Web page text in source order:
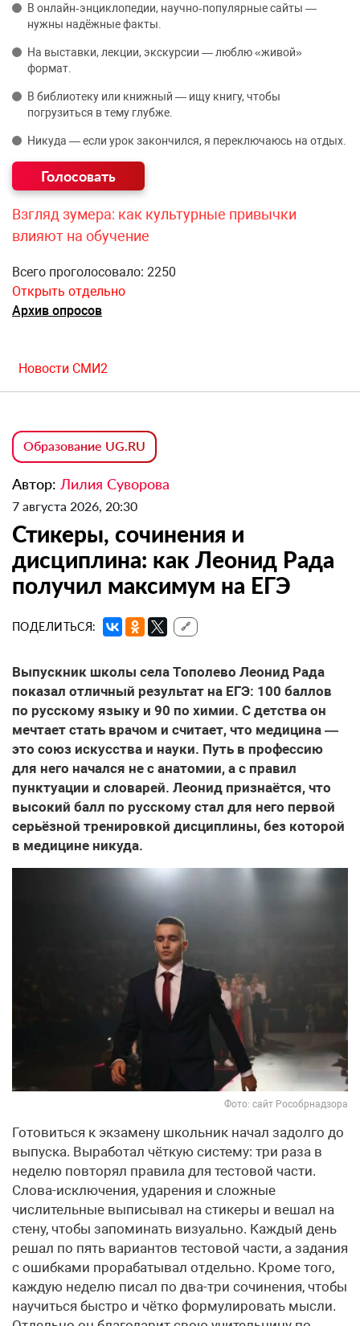
В онлайн‑энциклопедии, научно‑популярные сайты —
нужны надёжные факты.
На выставки, лекции, экскурсии — люблю «живой»
формат.
В библиотеку или книжный — ищу книгу, чтобы
погрузиться в тему глубже.
Никуда — если урок закончился, я переключаюсь на отдых.
Взгляд зумера: как культурные привычки
влияют на обучение
Всего проголосовало: 2250
Открыть отдельно
Архив опросов
Новости СМИ2
Образование UG.RU
Автор: Лилия Суворова
7 августа 2026, 20:30
Стикеры, сочинения и
дисциплина: как Леонид Рада
получил максимум на ЕГЭ
ПОДЕЛИТЬСЯ: 🔗
Выпускник школы села Тополево Леонид Рада
показал отличный результат на ЕГЭ: 100 баллов
по русскому языку и 90 по химии. С детства он
мечтает стать врачом и считает, что медицина —
это союз искусства и науки. Путь в профессию
для него начался не с анатомии, а с правил
пунктуации и словарей. Леонид признаётся, что
высокий балл по русскому стал для него первой
серьёзной тренировкой дисциплины, без которой
в медицине никуда.
Фото: сайт Рособрнадзора
Готовиться к экзамену школьник начал задолго до
выпуска. Выработал чёткую систему: три раза в
неделю повторял правила для тестовой части.
Слова-исключения, ударения и сложные
числительные выписывал на стикеры и вешал на
стену, чтобы запоминать визуально. Каждый день
решал по пять вариантов тестовой части, а задания
с ошибками прорабатывал отдельно. Кроме того,
каждую неделю писал по два-три сочинения, чтобы
научиться быстро и чётко формулировать мысли.